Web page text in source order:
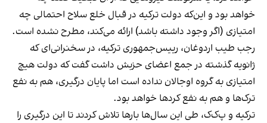
خواهد بود و این‌که دولت ترکیه در قبال خلع سلاح احتمالی چه
امتیازی (اگر وجود داشته باشد) ارائه می‌کند، مطرح نشده است.
رجب طیب اردوغان، رییس‌جمهوری ترکیه، در سخنرانی‌ای که
ژانویه گذشته در جمع اعضای حزبش داشت گفت که دولت هیچ
امتیازی به گروه اوجالان نداده است اما پایان درگیری، هم به نفع
ترک‌ها و هم به نفع کردها خواهد بود.
ترکیه و پ‌ک‌ک، طی این سال‌ها بارها تلاش کردند تا این درگیری را